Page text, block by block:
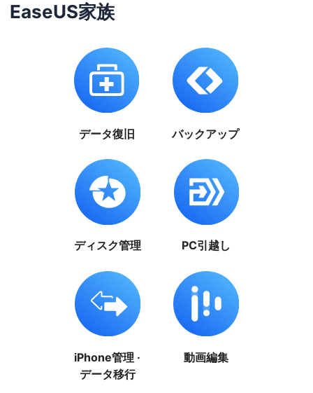
EaseUS家族
データ復旧 バックアップ
ディスク管理 PC引越し
iPhone管理 ·
データ移行
動画編集